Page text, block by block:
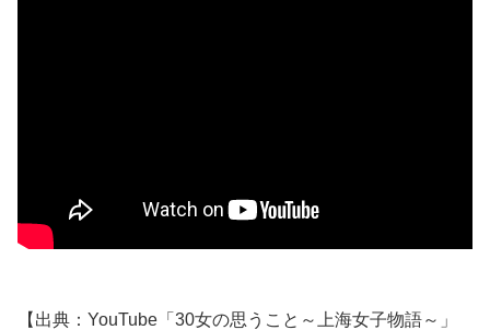
【出典：YouTube「30女の思うこと～上海女子物語～」